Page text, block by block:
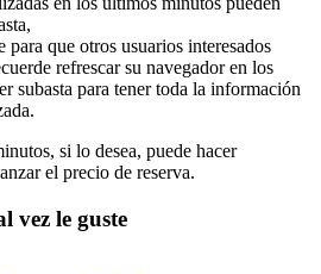
para que otros usuarios interesados
refrescar su navegador en los
subasta para tener toda la información
si lo desea, puede hacer
el precio de reserva.
vez le guste